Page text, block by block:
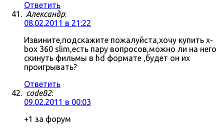
Ответить
Александр:
08.02.2011 в 21:22
Извините,подскажите пожалуйста,хочу купить x-
box 360 slim,есть пару вопросов,можно ли на него
скинуть фильмы в hd формате ,будет он их
проигрывать?
Ответить
code82:
09.02.2011 в 00:03
+1 за форум